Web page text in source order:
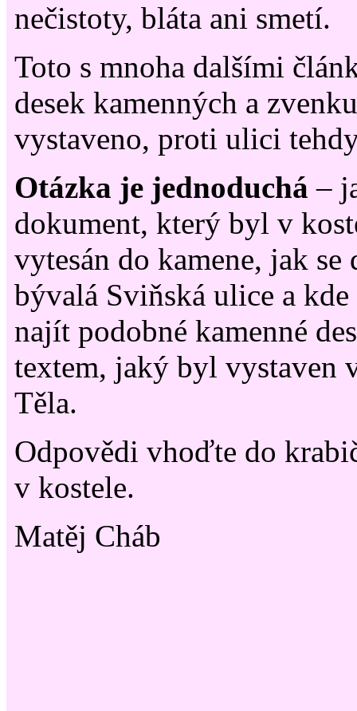
nečistoty, bláta ani smetí.
Toto s mnoha dalšími
desek kamenných a
vystaveno, proti ulici
Otázka je jednoduchá –
dokument, který byl v
vytesán do kamene, jak se
bývalá Sviňská ulice a
najít podobné kamenné
textem, jaký byl vystaven
Těla.
Odpovědi vhoďte do
v kostele.
Matěj Cháb